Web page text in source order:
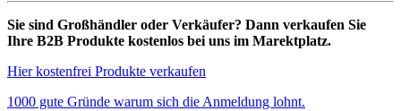
Sie sind Großhändler oder Verkäufer? Dann verkaufen Sie
Ihre B2B Produkte kostenlos bei uns im Marektplatz.
Hier kostenfrei Produkte verkaufen
1000 gute Gründe warum sich die Anmeldung lohnt.